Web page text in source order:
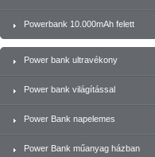
Powerbank 10.000mAh felett
Power bank ultravékony
Power bank világítással
Power Bank napelemes
Power Bank műanyag házban